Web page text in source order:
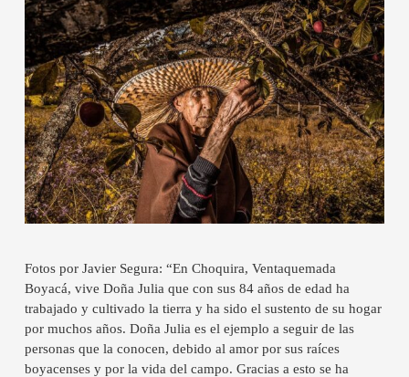
Fotos por Javier Segura: “En Choquira, Ventaquemada
Boyacá, vive Doña Julia que con sus 84 años de edad ha
trabajado y cultivado la tierra y ha sido el sustento de su hogar
por muchos años. Doña Julia es el ejemplo a seguir de las
personas que la conocen, debido al amor por sus raíces
boyacenses y por la vida del campo. Gracias a esto se ha